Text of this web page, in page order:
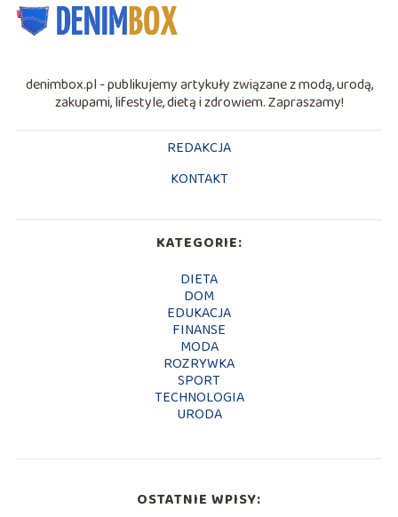
denimbox.pl - publikujemy artykuły związane z modą, urodą,
zakupami, lifestyle, dietą i zdrowiem. Zapraszamy!
REDAKCJA
KONTAKT
KATEGORIE:
DIETA
DOM
EDUKACJA
FINANSE
MODA
ROZRYWKA
SPORT
TECHNOLOGIA
URODA
OSTATNIE WPISY: